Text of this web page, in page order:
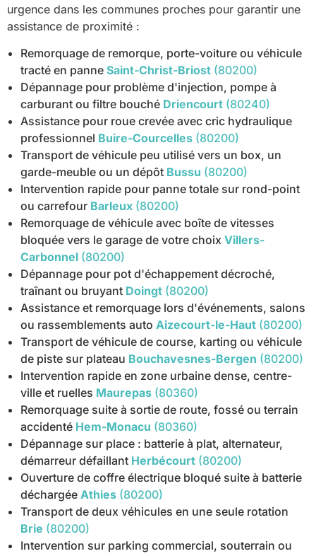
urgence dans les communes proches pour garantir une
assistance de proximité :
Remorquage de remorque, porte-voiture ou véhicule
tracté en panne Saint-Christ-Briost (80200)
Dépannage pour problème d'injection, pompe à
carburant ou filtre bouché Driencourt (80240)
Assistance pour roue crevée avec cric hydraulique
professionnel Buire-Courcelles (80200)
Transport de véhicule peu utilisé vers un box, un
garde-meuble ou un dépôt Bussu (80200)
Intervention rapide pour panne totale sur rond-point
ou carrefour Barleux (80200)
Remorquage de véhicule avec boîte de vitesses
bloquée vers le garage de votre choix Villers-
Carbonnel (80200)
Dépannage pour pot d'échappement décroché,
traînant ou bruyant Doingt (80200)
Assistance et remorquage lors d'événements, salons
ou rassemblements auto Aizecourt-le-Haut (80200)
Transport de véhicule de course, karting ou véhicule
de piste sur plateau Bouchavesnes-Bergen (80200)
Intervention rapide en zone urbaine dense, centre-
ville et ruelles Maurepas (80360)
Remorquage suite à sortie de route, fossé ou terrain
accidenté Hem-Monacu (80360)
Dépannage sur place : batterie à plat, alternateur,
démarreur défaillant Herbécourt (80200)
Ouverture de coffre électrique bloqué suite à batterie
déchargée Athies (80200)
Transport de deux véhicules en une seule rotation
Brie (80200)
Intervention sur parking commercial, souterrain ou